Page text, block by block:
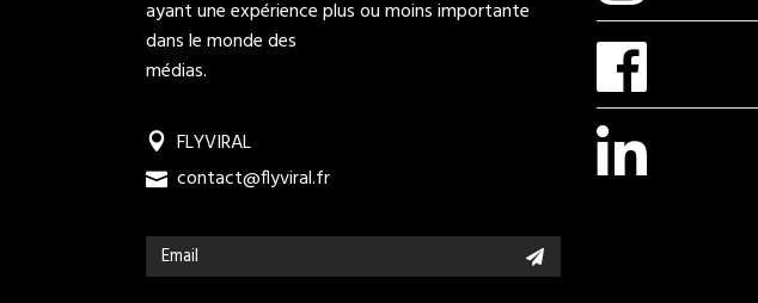
ayant une expérience plus ou moins importante
dans le monde des
médias.
FLYVIRAL
contact@flyviral.fr